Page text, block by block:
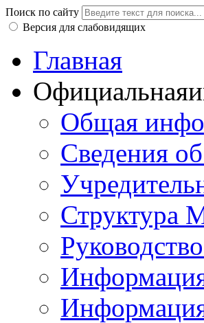
Поиск по сайту
Версия для слабовидящих
Главная
Официальная
Общая
Сведения
Структура